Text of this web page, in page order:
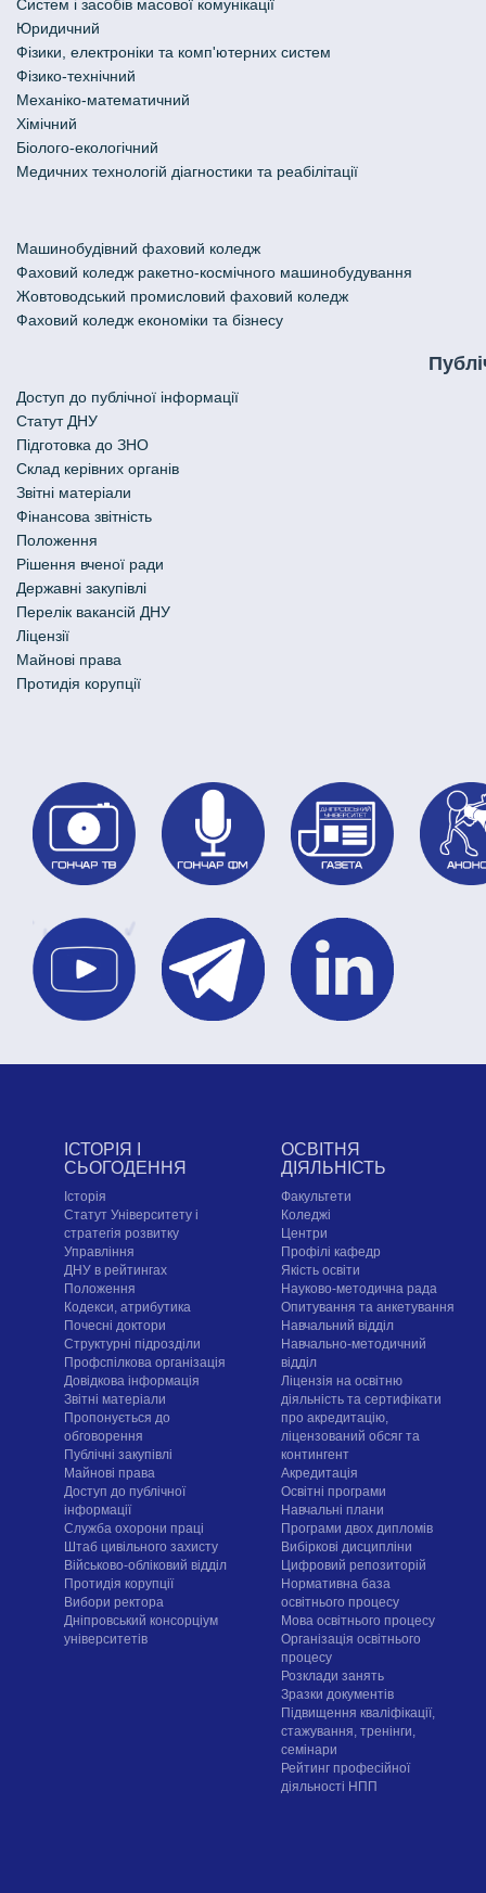
Систем і засобів масової комунікації
Юридичний
Фізики, електроніки та комп'ютерних систем
Фізико-технічний
Механіко-математичний
Хімічний
Біолого-екологічний
Медичних технологій діагностики та реабілітації
Машинобудівний фаховий коледж
Фаховий коледж ракетно-космічного машинобудування
Жовтоводський промисловий фаховий коледж
Фаховий коледж економіки та бізнесу
Доступ до публічної інформації
Статут ДНУ
Підготовка до ЗНО
Склад керівних органів
Звітні матеріали
Фінансова звітність
Положення
Рішення вченої ради
Державні закупівлі
Перелік вакансій ДНУ
Ліцензії
Майнові права
Протидія корупції
ІСТОРІЯ І
СЬОГОДЕННЯ
Історія
Статут Університету і
стратегія розвитку
Управління
ДНУ в рейтингах
Положення
Кодекси, атрибутика
Почесні доктори
Структурні підрозділи
Профспілкова організація
Довідкова інформація
Звітні матеріали
Пропонується до
обговорення
Публічні закупівлі
Майнові права
Доступ до публічної
інформації
Служба охорони праці
Штаб цивільного захисту
Військово-обліковий відділ
Протидія корупції
Вибори ректора
Дніпровський консорціум
університетів
ОСВІТНЯ
ДІЯЛЬНІСТЬ
Факультети
Коледжі
Центри
Профілі кафедр
Якість освіти
Науково-методична рада
Опитування та анкетування
Навчальний відділ
Навчально-методичний
відділ
Ліцензія на освітню
діяльність та сертифікати
про акредитацію,
ліцензований обсяг та
контингент
Акредитація
Освітні програми
Навчальні плани
Програми двох дипломів
Вибіркові дисципліни
Цифровий репозиторій
Нормативна база
освітнього процесу
Мова освітнього процесу
Організація освітнього
процесу
Розклади занять
Зразки документів
Підвищення кваліфікації,
стажування, тренінги,
семінари
Рейтинг професійної
діяльності НПП